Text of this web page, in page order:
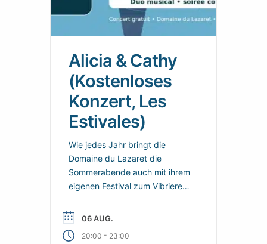
Alicia & Cathy
(Kostenloses
Konzert, Les
Estivales)
Wie jedes Jahr bringt die
Domaine du Lazaret die
Sommerabende auch mit ihrem
eigenen Festival zum Vibrieren:
Reihe von kostenlosen
Konzerten und musikalischen
Veranstaltungen unter freiem
06 AUG.
20:00 - 23:00